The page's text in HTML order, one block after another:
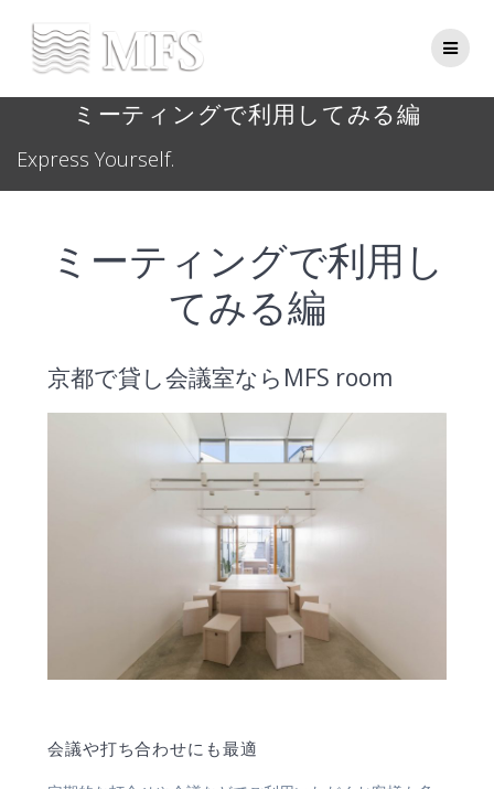
ミーティングで利用してみる編
Express Yourself.
ミーティングで利用し
てみる編
京都で貸し会議室ならMFS room
会議や打ち合わせにも最適